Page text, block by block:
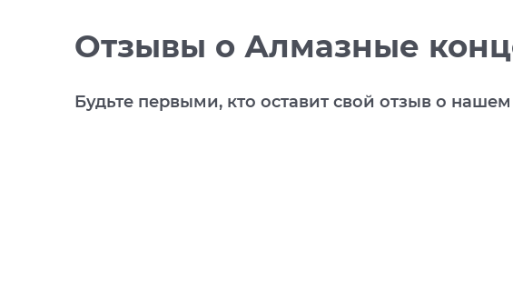
Отзывы о Алмазные
Будьте первыми, кто оставит свой отзыв о нашем